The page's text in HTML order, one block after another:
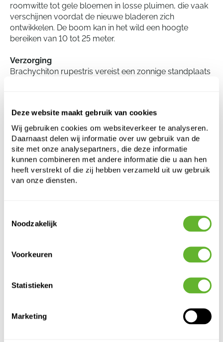
Deze website maakt gebruik van cookies
Wij gebruiken cookies om websiteverkeer te analyseren.
Daarnaast delen wij informatie over uw gebruik van de
site met onze analysepartners, die deze informatie
kunnen combineren met andere informatie die u aan hen
heeft verstrekt of die zij hebben verzameld uit uw gebruik
van onze diensten.
Noodzakelijk
Voorkeuren
Statistieken
Marketing
roomwitte tot gele bloemen in losse pluimen, die vaak
verschijnen voordat de nieuwe bladeren zich
ontwikkelen. De boom kan in het wild een hoogte
bereiken van 10 tot 25 meter.
Verzorging
Brachychiton rupestris vereist een zonnige standplaats
geven is voldoende, omdat de soort van nature
droogtebestendig is. Overbewatering moet worden
voorkomen, omdat dit tot wortelrot kan leiden. De
boom heeft weinig behoefte aan extra bemesting.
Brachychiton rupestris (350-400)
Breedte: